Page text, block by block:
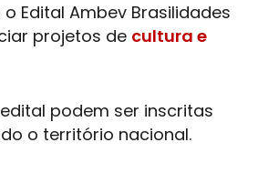
Edital Ambev Brasilidades
projetos de cultura e
podem ser inscritas
o território nacional.